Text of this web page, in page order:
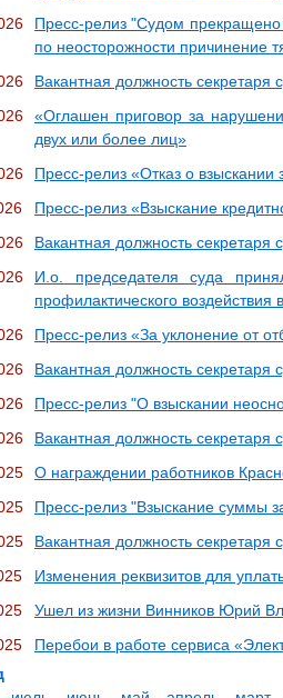
Пресс-релиз "Судом
по неосторожности причинение
Вакантная должность секретаря
«Оглашен приговор за
двух или более лиц»
Пресс-релиз «Отказ о взыскании
Пресс-релиз «Взыскание
Вакантная должность секретаря
И.о. председателя суда
профилактического
Пресс-релиз «За уклонение от
Вакантная должность секретаря
Пресс-релиз "О взыскании
Вакантная должность секретаря
О награждении работников
Пресс-релиз "Взыскание суммы
Вакантная должность секретаря
Изменения реквизитов для
Ушел из жизни Винников Юрий
Перебои в работе сервиса